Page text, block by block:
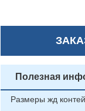
Полезная
Размеры жд